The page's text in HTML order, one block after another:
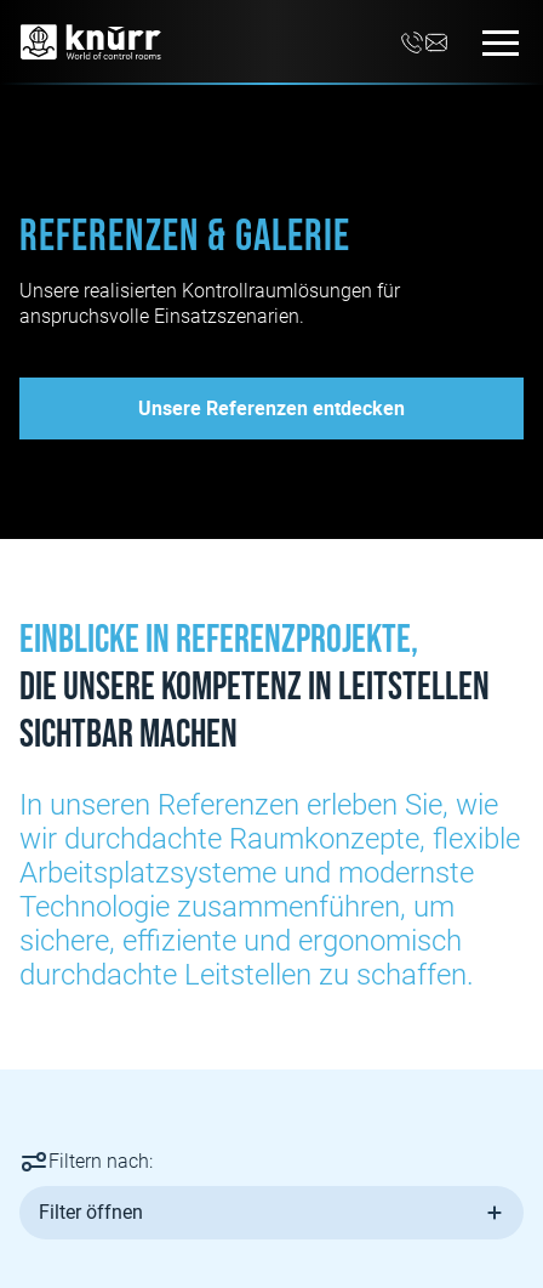
Referenzen & Galerie
Unsere realisierten Kontrollraumlösungen für
anspruchsvolle Einsatzszenarien.
Unsere Referenzen entdecken
Einblicke in Referenzprojekte,
die unsere Kompetenz in Leitstellen
sichtbar machen
In unseren Referenzen erleben Sie, wie
wir durchdachte Raumkonzepte, flexible
Arbeitsplatzsysteme und modernste
Technologie zusammenführen, um
sichere, effiziente und ergonomisch
durchdachte Leitstellen zu schaffen.
Filtern nach:
Filter öffnen